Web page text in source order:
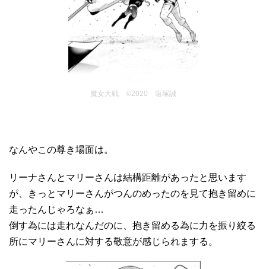
魔女大戦 ©2020 塩塚誠
なんやこの尊き場面は。
リーナさんとマリーさんは結構距離があったと思います
が、きっとマリーさんがつんのめったのを見て抱き留めに
走ったんじゃろなぁ…
倒す為には走れなんだのに、抱き留める為に力を振り絞る
所にマリーさんに対する敬意が感じられまする。